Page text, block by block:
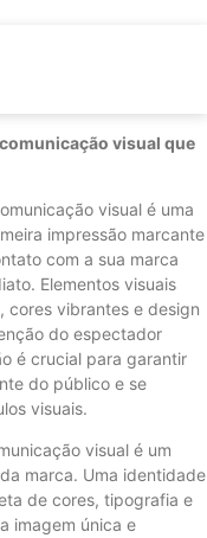
visual que
visual é uma
impressão marcante
com a sua marca
Elementos visuais
cores vibrantes e design
do espectador
é crucial para garantir
do público e se
visuais.
visual é um
marca. Uma identidade
de cores, tipografia e
imagem única e